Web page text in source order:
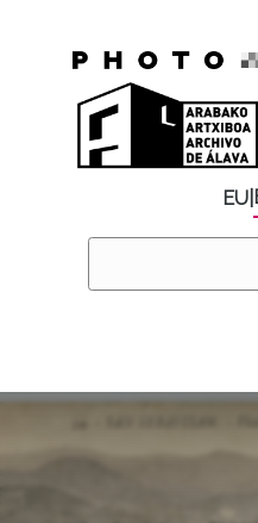
EU